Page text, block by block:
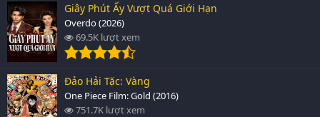
Giây Phút Ấy Vượt Quá Giới Hạn
Overdo (2026)
69.5K lượt xem
Đảo Hải Tặc: Vàng
One Piece Film: Gold (2016)
751.7K lượt xem